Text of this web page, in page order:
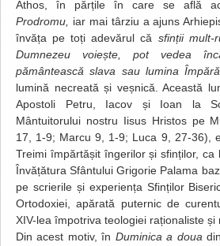
Athos, în părțile în care se află
Prodromu,
iar mai târziu a ajuns
învăța pe toți adevărul că sfinții mult-
Dumnezeu voiește, pot vedea
pământească slava sau lumina
lumină necreată și veșnică. Această
Apostoli Petru, Iacov și Ioan la
Mântuitorului nostru Iisus Hristos pe
17, 1-9; Marcu 9, 1-9; Luca 9, 27-36),
Treimi împărtășit îngerilor și sfinților, ca
Învățătura Sfântului Grigorie Palama
pe scrierile și experiența Sfinților
Ortodoxiei, apărată puternic de
XIV-lea împotriva teologiei raționaliste și
Din acest motiv, în Duminica a doua